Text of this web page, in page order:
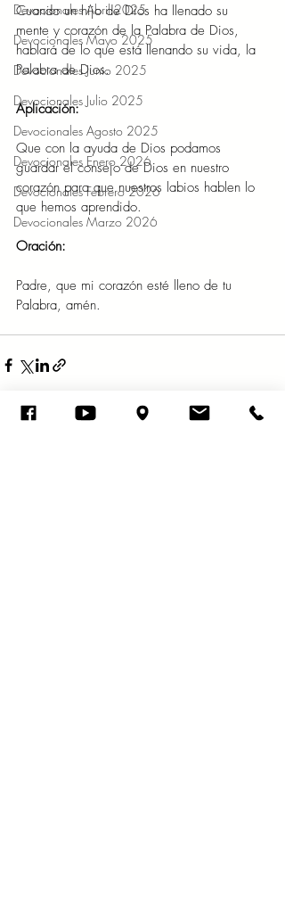
Devocionales Abril 2025
Devocionales Mayo 2025
Devocionales Junio 2025
Devocionales Julio 2025
Devocionales Agosto 2025
Devocionales Enero 2026
Devocionales Febrero 2026
Devocionales Marzo 2026
Cuando un hijo de Dios ha llenado su
mente y corazón de la Palabra de Dios,
hablará de lo que está llenando su vida, la
Palabra de Dios.
Aplicación:
Que con la ayuda de Dios podamos
guardar el consejo de Dios en nuestro
corazón para que nuestros labios hablen lo
que hemos aprendido.
Oración:
Padre, que mi corazón esté lleno de tu
Palabra, amén.